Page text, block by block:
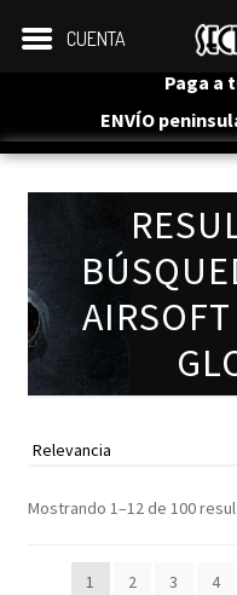
Paga a
ENVÍO
Mostrando 1–12 de 100
1
2 3 4
CUENTA